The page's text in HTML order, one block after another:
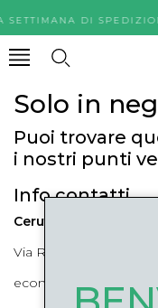
SETTIMANA DI
Solo in
Puoi trovare
i nostri punti
Info contatti
Cerutti Boutique
Via Roma, 52 Cuneo